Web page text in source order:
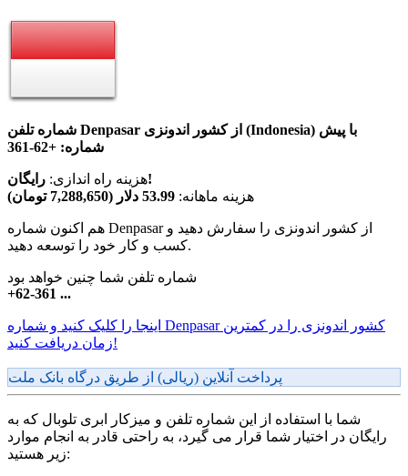
شماره تلفن Denpasar از کشور اندونزی (Indonesia) با پیش
شماره: +62-361
هزینه راه اندازی:رایگان!
هزینه ماهانه: 53.99 دلار (7,288,650 تومان)
هم اکنون شماره Denpasar از کشور اندونزی را سفارش دهید و
کسب و کار خود را توسعه دهید.
شماره تلفن شما چنین خواهد بود
+62-361 ...
اینجا را کلیک کنید و شماره Denpasar کشور اندونزی را در کمترین
زمان دریافت کنید!
پرداخت آنلاین (ریالی) از طریق درگاه بانک ملت
شما با استفاده از این شماره تلفن و میزکار ابری تلوبال که به
رایگان در اختیار شما قرار می گیرد، به راحتی قادر به انجام موارد
زیر هستید: